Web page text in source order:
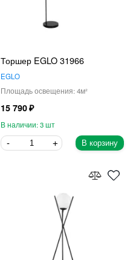
Торшер EGLO 31966
EGLO
4
15 790
3
В корзину